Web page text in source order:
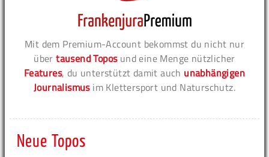
Mit dem Premium-Account bekommst du nicht nur
übertausend Toposund eine Menge nützlicher
Features, du unterstützt damit auch unabhängigen
Journalismusim Klettersport und Naturschutz.
Neue Topos